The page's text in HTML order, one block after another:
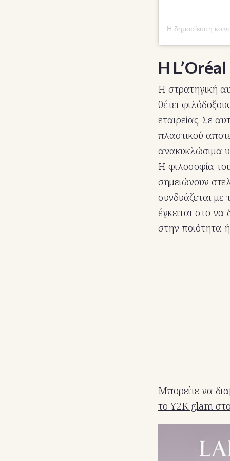
Η δημοσίευση
Η L’Oréal
Η στρατηγική
θέτει
εταιρείας. Σε
πλαστικού
ανακυκλώσιμα
Η φιλοσοφία
σημειώνουν
συνδυάζεται με
έγκειται στο
στην ποιότητα
Μπορείτε να
το Y2K glam